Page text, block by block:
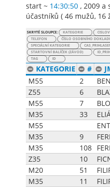
start ~ 14:30:50 , 2009 a
účastníků (46 mužů, 16
SKRYTÉ SLOUPCE: KATEGORIE
TELEFON
ČÍSLO OSOBNÍHO
SPECIÁLNÍ KATEGORIE
STARTOVNÍ BALÍČEK (ZÁVOD)
TAG
ID
KATEGORIE #
M55
2
Z55
6
M55
7
M35
33
M55
M35
9
M35
108
Z35
10
M20
51
M35
11